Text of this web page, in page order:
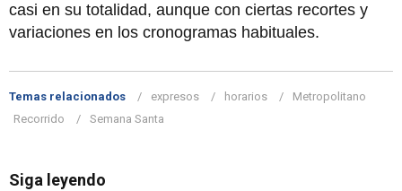
casi en su totalidad, aunque con ciertas recortes y
variaciones en los cronogramas habituales.
Temas relacionados expresos horarios
Metropolitano
Recorrido
Semana Santa
Siga leyendo